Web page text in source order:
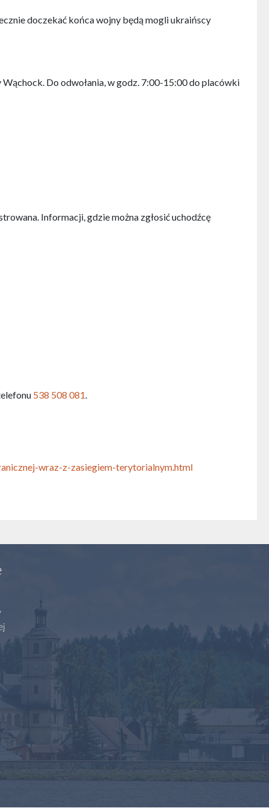
doczekać końca wojny będą mogli ukraińscy
Do odwołania, w godz. 7:00-15:00 do placówki
Informacji, gdzie można zgłosić uchodźcę
538 508 081.
wraz-z-zasiegiem-terytorialnym.html